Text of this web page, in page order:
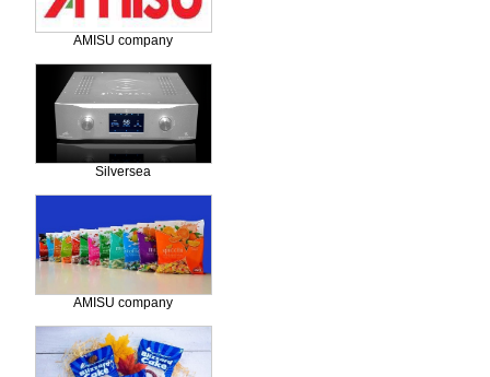
AMISU company
Silversea
AMISU company